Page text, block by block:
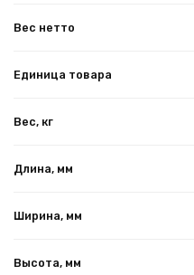
Вес нетто
Единица товара
Вес, кг
Длина, мм
Ширина, мм
Высота, мм